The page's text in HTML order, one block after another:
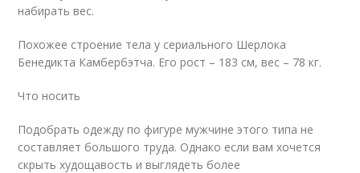
набирать вес.
Похожее строение тела у сериального Шерлока
Бенедикта Камбербэтча. Его рост – 183 см, вес – 78 кг.
Что носить
Подобрать одежду по фигуре мужчине этого типа не
составляет большого труда. Однако если вам хочется
скрыть худощавость и выглядеть более